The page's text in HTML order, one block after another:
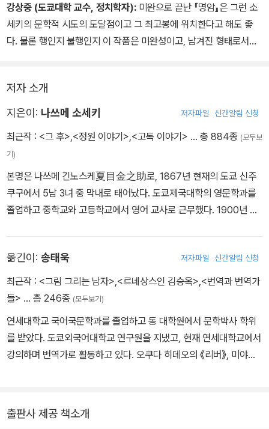
˝어때요, 맞힌 거죠? 저는 당신이 왜 그런 모습을 꾸미고 있는지 그
원인까지 분명히 알고 있어요.˝
강상중 (도쿄대학 교수, 정치학자): 미완으로 끝난 『명암』은 그런 소
세키의 문학적 시도의 도달점이고 그 최고봉에 위치한다고 해도 좋
다. 물론 행인지 불행인지 이 작품은 미완성이고, 남겨진 형태로서는
저자 소개
지은이: 나쓰메 소세키 저자파일 신간알림 신청
최근작 : <그 후>,<정원 이야기>,<고독 이야기> … 총 884종 (모두보
기)
본명은 나쓰메 긴노스케夏目金之助로, 1867년 현재의 도쿄 신주
쿠구에서 5남 3녀 중 막내로 태어났다. 도쿄제국대학의 영문학과를
졸업하고 중학교와 고등학교에서 영어 교사로 근무했다. 1900년 문
1905년 발표 및 연재한 장편소설 『나는 고양이로소이다』가 큰 호평
을 받은 후 『도련님』 『풀베개』 등 화제작을 잇달아 발표했다. 1907
년 『아사히신문』에 입사하여『우미인초』를 연재하면서 전업 작가로서
재하며 독자들의 사랑과 함께 일본 근대문학의 새 지평을 열었다는
평가를 받았다. 1916년 12월 9일, 『명암』을 집필하던 중 거듭된 위궤
양 악화로 49세에 생을 마감했다.
옮긴이: 송태욱 저자파일 신간알림 신청
최근작 : <그림 그리는 남자>,<르네상스인 김승옥>,<번역과 번역가
들> … 총 246종 (모두보기)
연세대학교 국어국문학과를 졸업하고 동 대학원에서 문학박사 학위
를 받았다. 도쿄외국어대학교 연구원을 지냈고, 현재 연세대학교에서
강의하며 번역가로 활동하고 있다. 오쿠다 히데오의 《리버》, 미야모
역으로 한국 출판문화상을 수상했다.
출판사 제공 책소개